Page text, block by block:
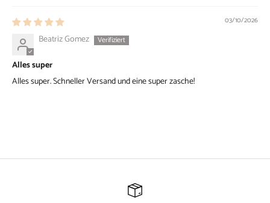
03/10/2026
Beatriz Gomez
Alles super
Alles super. Schneller Versand und eine super zasche!